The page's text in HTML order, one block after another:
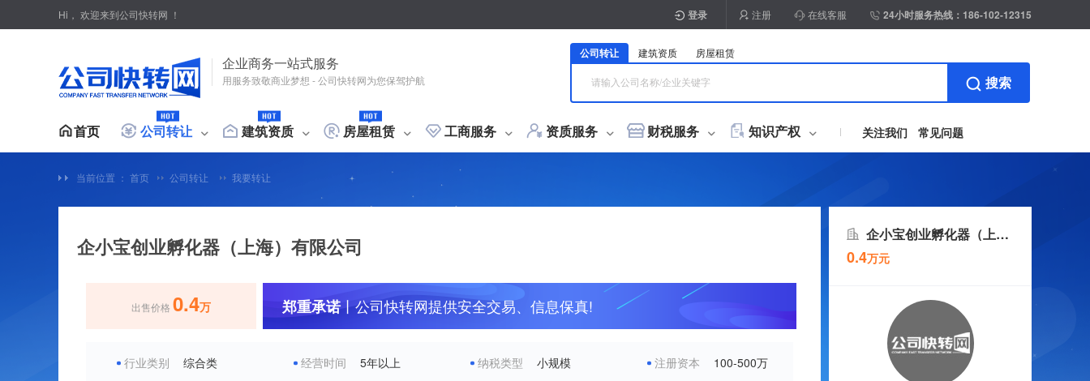
Hi， 欢迎来到公司快转网 ！ 登录 注册 在线客服 24小时服务热线：186-102-12315
企业商务一站式服务
用服务致敬商业梦想 - 公司快转网为您保驾护航
公司转让 建筑资质 房屋租赁
搜索
首页 公司转让
环保类 供应链金融类 房产类 人才类 代理类 物流类
材料类 工程类 其他
建筑资质
施工总承包 施工专业承包 建筑设计 劳务资质分包
房地产开发资质 测绘资质 承装（修、试）电力设施许可证
电梯资质
爆破工程资质
城乡规划 公路养护资质 特种设备生产许可证 检测资质
地质灾害
出售价格
房屋租赁
我是租客
房屋类型 普通住宅 公寓
两室 三室 四室 五室以上
工商服务
工商变更
工商变更 公司地址变更 税务变更 银行变更 公司迁移
资质服务
资质新办
施工三升二 施工二升一 施工一升特级 设计丙升乙 设计乙升甲 房开暂三取暂
房开二升一
资质增项 资质增项 资质延期
食品经营许可证 食品小作坊小餐饮备案凭证 道路运输许可证 文网文许可证
财税服务
财税咨询 税务筹划 税务核定 政策补贴
知识产权
专利加急申请 发明专利申请 实用新型专利申请
影视作品登记 版权加急登记
著作权转让/
著作权补证/撤销
关注我们 常见问题
当前位置 ： 首页 公司转让 我要转让
企小宝创业孵化器（上海）有限公司
出售价格 0.4万 郑重承诺丨公司快转网提供安全交易、信息保真!
行业类别 综合类 经营时间 5年以上 纳税类型 小规模 注册资本 100-500万
企小宝创业孵化器（上海）有限公司
0.4万元